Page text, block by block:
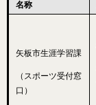
名称
矢板市生涯学習課
（スポーツ受付窓
口）